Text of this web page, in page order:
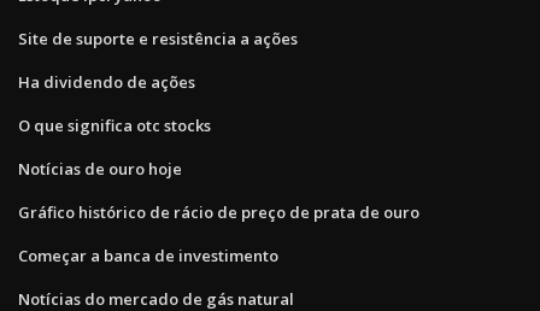
Site de suporte e resistência a ações
Ha dividendo de ações
O que significa otc stocks
Notícias de ouro hoje
Gráfico histórico de rácio de preço de prata de ouro
Começar a banca de investimento
Notícias do mercado de gás natural